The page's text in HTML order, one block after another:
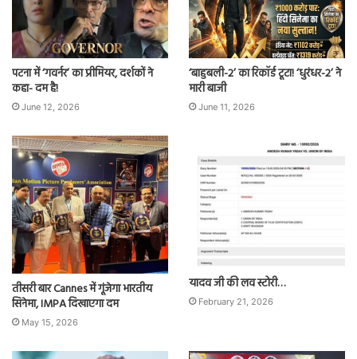
पटना में ‘गवर्नर’ का प्रीमियर, दर्शकों ने
कहा- दम है!
June 12, 2026
‘बाहुबली-2’ का रिकॉर्ड टूटा! ‘धुरंधर-2’ ने
मारी बाजी
June 11, 2026
तीसरी बार Cannes में गूंजेगा भारतीय
सिनेमा, IMPA दिखाएगा दम
May 15, 2026
यादव जी की लव स्टोरी…
February 21, 2026